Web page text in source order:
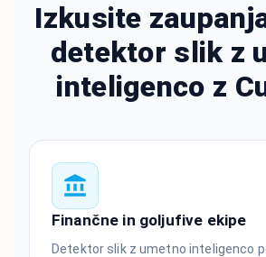
Izkusite
detektor slik z
inteligenco z
Finančne in goljufive ekipe
Detektor slik z umetno inteligenco